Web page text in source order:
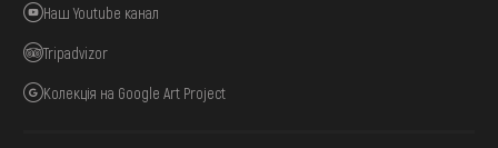
Наш Youtube канал
Tripadvizor
Колекція на Google Art Project